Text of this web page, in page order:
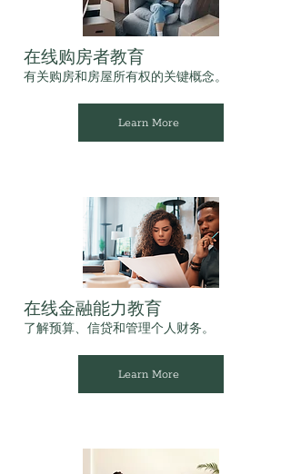
在线购房者教育
有关购房和房屋所有权的关键概念。
Learn More
在线金融能力教育
了解预算、信贷和管理个人财务。
Learn More